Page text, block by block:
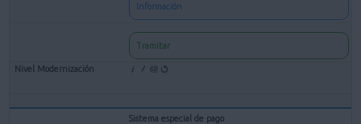
Información
Tramitar
Sistema especial de pago